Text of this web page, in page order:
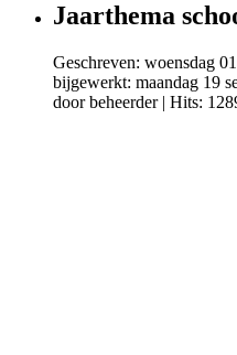
Jaarthema
Geschreven: woensdag
bijgewerkt: maandag 19
door beheerder| Hits: